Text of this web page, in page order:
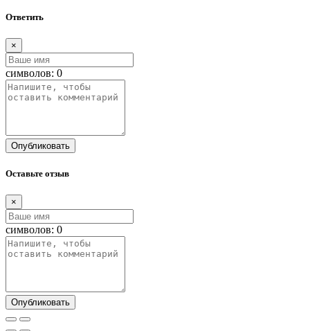
Ответить
×
символов: 0
Опубликовать
Оставьте отзыв
×
символов: 0
Опубликовать